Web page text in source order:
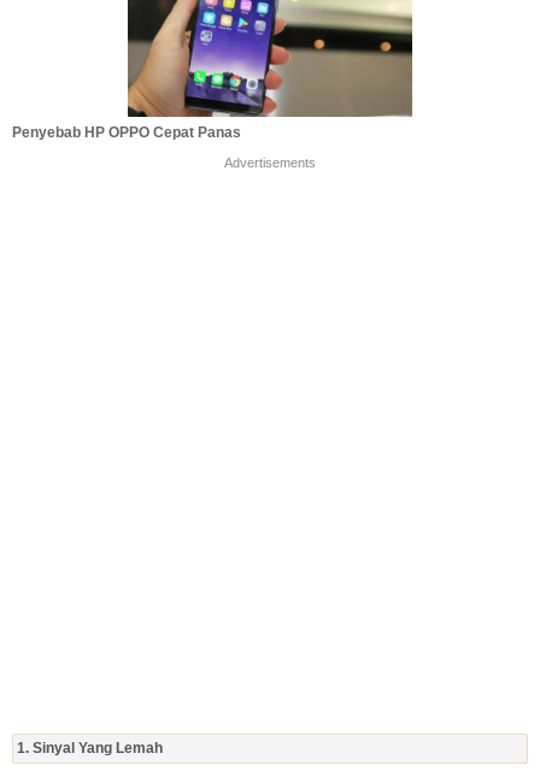
Penyebab HP OPPO Cepat Panas
Advertisements
1. Sinyal Yang Lemah